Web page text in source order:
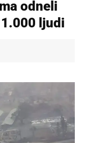
odneli
ljudi